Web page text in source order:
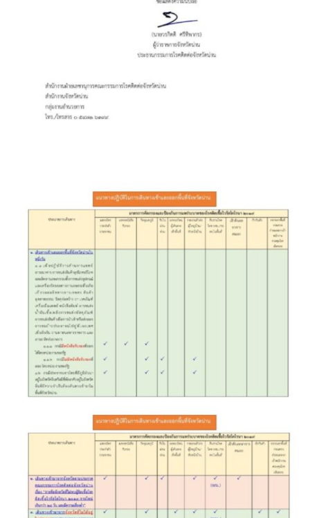
ฮอมฮักแกลเลอรี่
เฮือนสล่า โฮมสเตย์
โกโก้วัลเล่ย์รีสอร์ท
โบทานิกการ์เดนน่าน เกสเฮาส์
โรงแรมลีลาวดี
โรงแรมแสงอรุณ
โรงแรมโกลเด้น
ไร่ต้นรักออร์แกนิคฟาร์ม
ไร่ศรีทองโฮมสเตย์